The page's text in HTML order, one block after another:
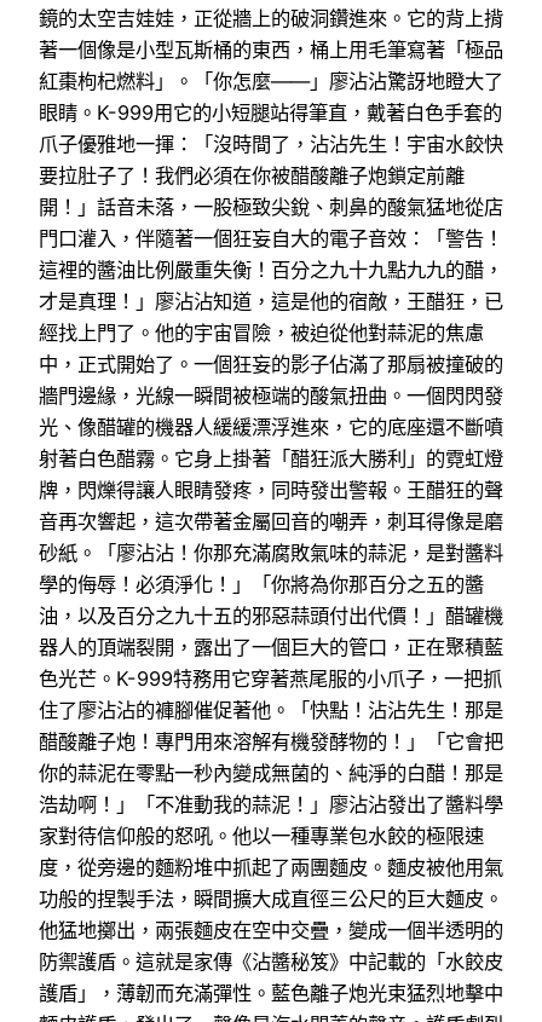
鏡的太空吉娃娃，正從牆上的破洞鑽進來。它的背上揹
著一個像是小型瓦斯桶的東西，桶上用毛筆寫著「極品
紅棗枸杞燃料」。「你怎麼——」廖沾沾驚訝地瞪大了
眼睛。K-999用它的小短腿站得筆直，戴著白色手套的
爪子優雅地一揮：「沒時間了，沾沾先生！宇宙水餃快
要拉肚子了！我們必須在你被醋酸離子炮鎖定前離
開！」話音未落，一股極致尖銳、刺鼻的酸氣猛地從店
門口灌入，伴隨著一個狂妄自大的電子音效：「警告！
這裡的醬油比例嚴重失衡！百分之九十九點九九的醋，
才是真理！」廖沾沾知道，這是他的宿敵，王醋狂，已
經找上門了。他的宇宙冒險，被迫從他對蒜泥的焦慮
中，正式開始了。一個狂妄的影子佔滿了那扇被撞破的
牆門邊緣，光線一瞬間被極端的酸氣扭曲。一個閃閃發
光、像醋罐的機器人緩緩漂浮進來，它的底座還不斷噴
射著白色醋霧。它身上掛著「醋狂派大勝利」的霓虹燈
牌，閃爍得讓人眼睛發疼，同時發出警報。王醋狂的聲
音再次響起，這次帶著金屬回音的嘲弄，刺耳得像是磨
砂紙。「廖沾沾！你那充滿腐敗氣味的蒜泥，是對醬料
學的侮辱！必須淨化！」「你將為你那百分之五的醬
油，以及百分之九十五的邪惡蒜頭付出代價！」醋罐機
器人的頂端裂開，露出了一個巨大的管口，正在聚積藍
色光芒。K-999特務用它穿著燕尾服的小爪子，一把抓
住了廖沾沾的褲腳催促著他。「快點！沾沾先生！那是
醋酸離子炮！專門用來溶解有機發酵物的！」「它會把
你的蒜泥在零點一秒內變成無菌的、純淨的白醋！那是
浩劫啊！」「不准動我的蒜泥！」廖沾沾發出了醬料學
家對待信仰般的怒吼。他以一種專業包水餃的極限速
度，從旁邊的麵粉堆中抓起了兩團麵皮。麵皮被他用氣
功般的捏製手法，瞬間擴大成直徑三公尺的巨大麵皮。
他猛地擲出，兩張麵皮在空中交疊，變成一個半透明的
防禦護盾。這就是家傳《沾醬秘笈》中記載的「水餃皮
護盾」，薄韌而充滿彈性。藍色離子炮光束猛烈地擊中